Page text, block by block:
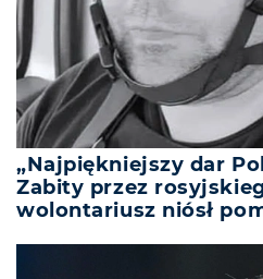
„Najpiękniejszy dar
Zabity przez
wolontariusz niósł